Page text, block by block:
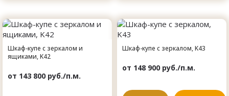
Шкаф-купе с зеркалом и
ящиками, K42
от 143 800 руб./п.м.
Шкаф-купе с зеркалом, K43
от 148 900 руб./п.м.